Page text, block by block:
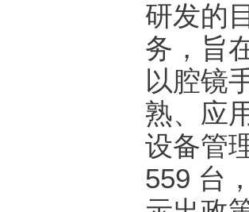
研发的
务，旨
以腔镜
熟、应
设备管
559 台